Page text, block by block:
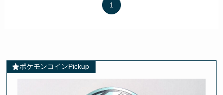
1
ポケモンコインPickup